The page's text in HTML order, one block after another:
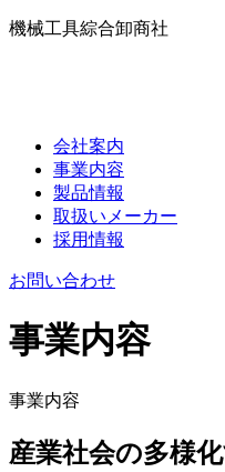
機械工具綜合卸商社
会社案内
事業内容
製品情報
取扱いメーカー
採用情報
お問い合わせ
事業内容
事業内容
産業社会の多様